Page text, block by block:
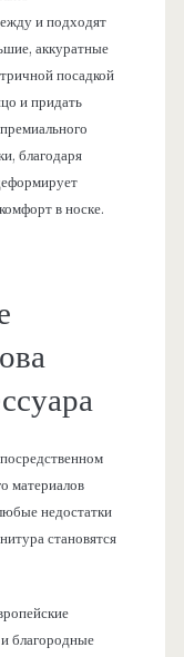
и подходят
аккуратные
посадкой
и придать
благодаря
в носке.
материалов
недостатки
становятся
благородные